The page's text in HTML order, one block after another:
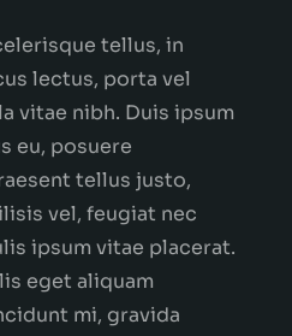
tellus, in
lectus, porta vel
vitae nibh. Duis ipsum
eu, posuere
tellus justo,
vel, feugiat nec
ipsum vitae placerat.
eget aliquam
mi, gravida